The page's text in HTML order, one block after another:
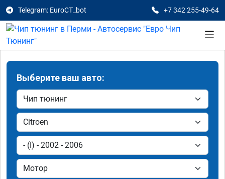
Telegram: EuroCT_bot +7 342 255-49-64
Выберите ваш авто: